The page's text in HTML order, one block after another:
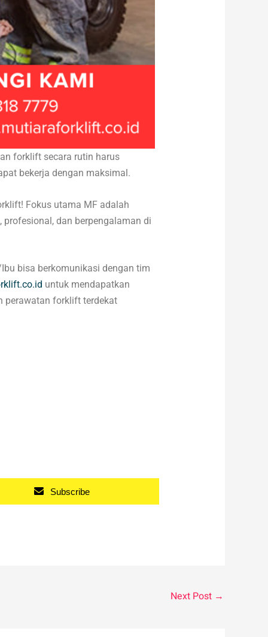
forklift secara rutin harus
bekerja dengan maksimal.
Fokus utama MF adalah
dan berpengalaman di
bisa berkomunikasi dengan tim
untuk mendapatkan
perawatan forklift terdekat
Subscribe
Next Post →